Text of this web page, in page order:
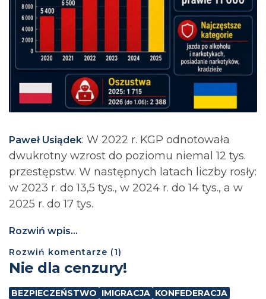
Paweł Usiądek: ⁨W 2022 r. KGP odnotowała
dwukrotny wzrost do poziomu niemal 12 tys.
przestępstw. W następnych latach liczby rosły:
w 2023 r. do 13,5 tys., w 2024 r. do 14 tys., a w
2025 r. do 17 tys.
Rozwiń wpis...
Rozwiń komentarze (1)
Nie dla cenzury!
BEZPIECZEŃSTWO IMIGRACJA KONFEDERACJA